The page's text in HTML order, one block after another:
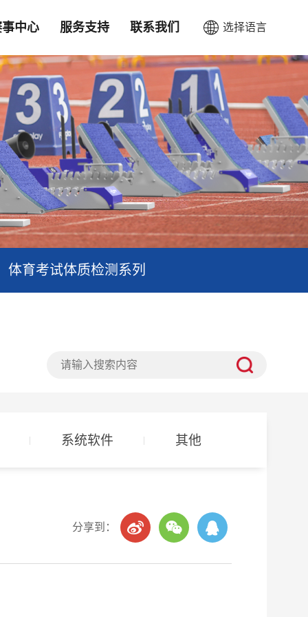
选择语言
CN
中心 服务支持 联系我们
体育考试体质检测系列
系统软件 其他
分享到：